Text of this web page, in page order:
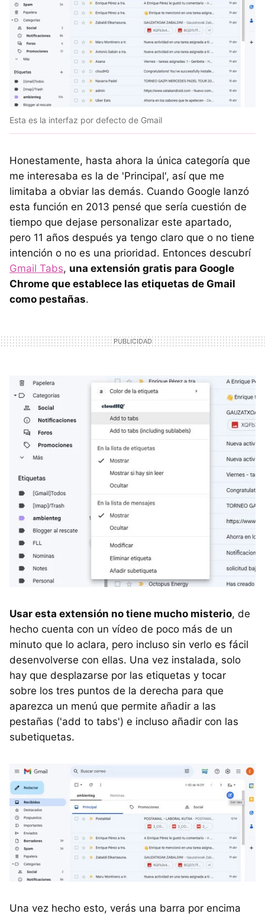
Esta es la interfaz por defecto de Gmail
Honestamente, hasta ahora la única categoría que
me interesaba es la de 'Principal', así que me
limitaba a obviar las demás. Cuando Google lanzó
esta función en 2013 pensé que sería cuestión de
tiempo que dejase personalizar este apartado,
pero 11 años después ya tengo claro que o no tiene
intención o no es una prioridad. Entonces descubrí
Gmail Tabs, una extensión gratis para Google
Chrome que establece las etiquetas de Gmail
como pestañas.
Usar esta extensión no tiene mucho misterio, de
hecho cuenta con un vídeo de poco más de un
minuto que lo aclara, pero incluso sin verlo es fácil
desenvolverse con ellas. Una vez instalada, solo
hay que desplazarse por las etiquetas y tocar
sobre los tres puntos de la derecha para que
aparezca un menú que permite añadir a las
pestañas ('add to tabs') e incluso añadir con las
subetiquetas.
Una vez hecho esto, verás una barra por encima